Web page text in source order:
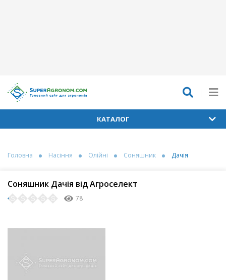
КАТАЛОГ
Головна Насіння Олійні Соняшник Дачія
Соняшник Дачія від Агроселект
78